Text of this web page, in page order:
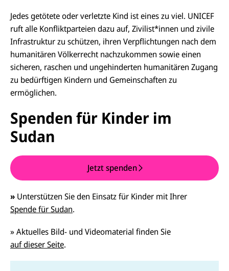
Jedes getötete oder verletzte Kind ist eines zu viel. UNICEF
ruft alle Konfliktparteien dazu auf, Zivilist*innen und zivile
Infrastruktur zu schützen, ihren Verpflichtungen nach dem
humanitären Völkerrecht nachzukommen sowie einen
sicheren, raschen und ungehinderten humanitären Zugang
zu bedürftigen Kindern und Gemeinschaften zu
ermöglichen.
Spenden für Kinder im
Sudan
Jetzt spenden
» Unterstützen Sie den Einsatz für Kinder mit Ihrer
Spende für Sudan.
» Aktuelles Bild- und Videomaterial finden Sie
auf dieser Seite.